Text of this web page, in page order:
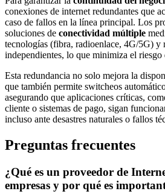
conexiones de internet redundantes que
caso de fallos en la línea principal. Los
soluciones de conectividad múltiple
tecnologías (fibra, radioenlace, 4G/5G) y
independientes, lo que minimiza el riesgo
Esta redundancia no solo mejora la
que también permite switcheos
asegurando que aplicaciones críticas,
cliente o sistemas de pago, sigan
incluso ante desastres naturales o fallos
Preguntas frecuentes
¿Qué es un proveedor de
empresas y por qué es